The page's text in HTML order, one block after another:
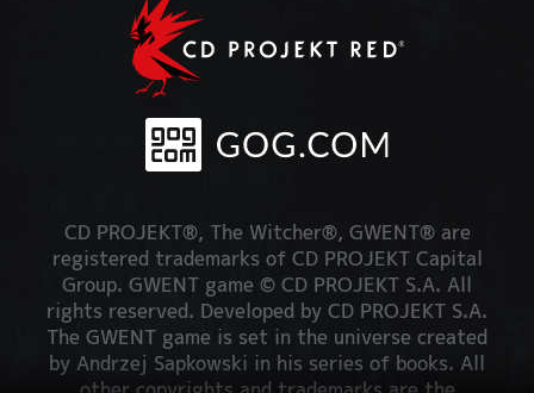
CD PROJEKT®, The Witcher®, GWENT® are
registered trademarks of CD PROJEKT Capital
Group. GWENT game © CD PROJEKT S.A. All
rights reserved. Developed by CD PROJEKT S.A.
The GWENT game is set in the universe created
by Andrzej Sapkowski in his series of books. All